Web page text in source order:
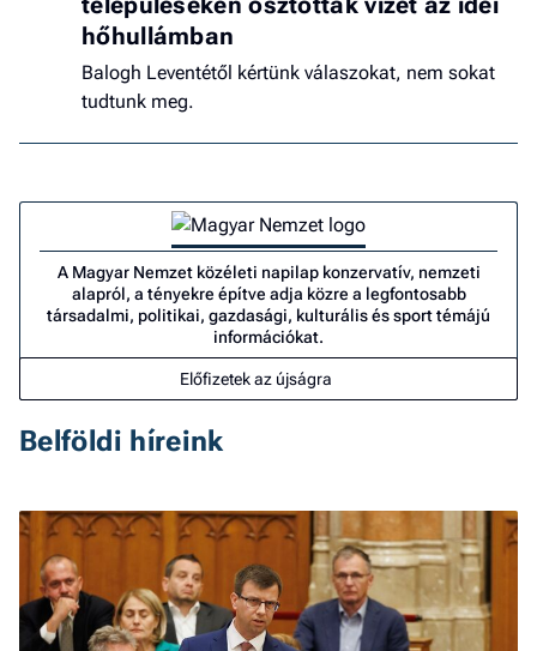
hőhullámban
Balogh Leventétől kértünk válaszokat, nem sokat
tudtunk meg.
A Magyar Nemzet közéleti napilap konzervatív, nemzeti
alapról, a tényekre építve adja közre a legfontosabb
társadalmi, politikai, gazdasági, kulturális és sport témájú
információkat.
Előfizetek az újságra
Belföldi híreink